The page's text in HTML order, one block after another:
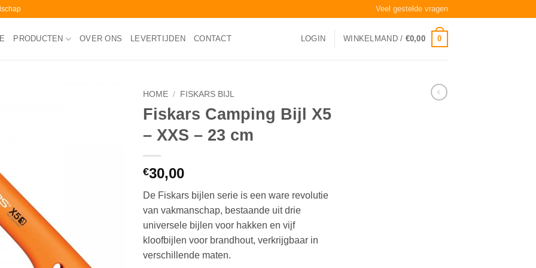
Veel gestelde vragen
PRODUCTEN OVER ONS LEVERTIJDEN CONTACT LOGIN WINKELMAND / €0,00 0
HOME / FISKARS BIJL
Fiskars Camping Bijl X5
– XXS – 23 cm
€30,00
De Fiskars bijlen serie is een ware revolutie
van vakmanschap, bestaande uit drie
universele bijlen voor hakken en vijf
kloofbijlen voor brandhout, verkrijgbaar in
verschillende maten.